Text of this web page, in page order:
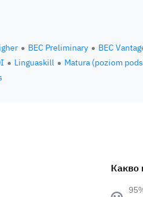
BEC Preliminary BEC
Linguaskill Matura (poziom
Какво